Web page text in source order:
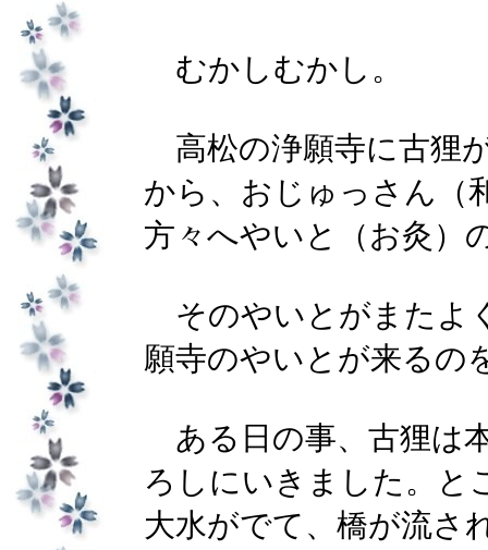
むかしむかし。
高松の浄願寺に古狸
から、おじゅっさん（
方々へやいと（お灸）
そのやいとがまたよ
願寺のやいとが来るの
ある日の事、古狸は
ろしにいきました。と
大水がでて、橋が流さ